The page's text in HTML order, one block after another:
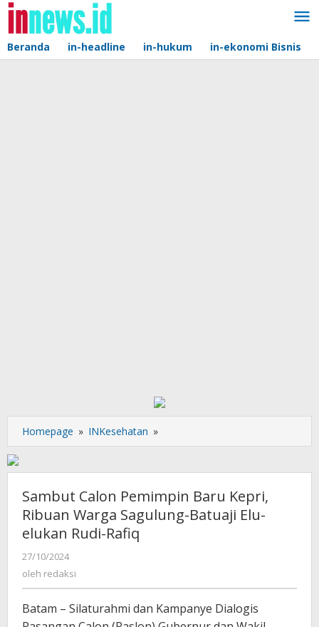
Lewati
konten
Beranda in-headline in-hukum in-ekonomi Bisnis
Homepage » INKesehatan »
Calon
Baru
Kepri,
Ribuan
Warga
Rafiq
Sambut Calon Pemimpin Baru Kepri,
Ribuan Warga Sagulung-Batuaji Elu-
elukan Rudi-Rafiq
27/10/2024
redaksi
oleh redaksi
Batam – Silaturahmi dan Kampanye Dialogis